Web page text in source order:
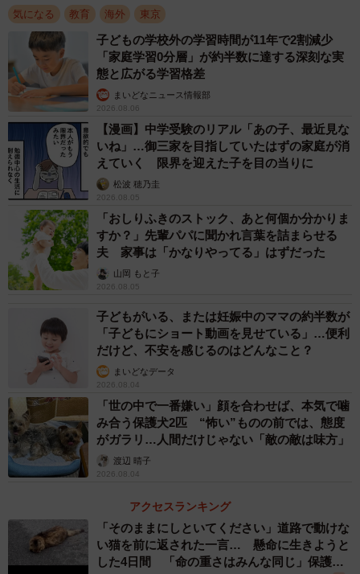
オックスフォード大で修士号を取得したしのさん（しのさん提供）
この度、オックスフォード大を卒業し、進路も決まったた
め4年間休学していた東大を晴れて中退。「退学 4年間無料
で休学させてくれた懐の深さに感謝……」と校門を前に撮
「このポストだけ見て心配しましたが、海外で修士号を取
られたんですね ほっとしました 」
ンや」
「履歴書の欄時系列面白そう」
「もったいなーと思ったら化け物やった」
など数々の驚きの声が寄せられている。
現在、オランダに移住しソフトウェアエンジニアとして働
気になる 教育 海外 東京
子どもの学校外の学習時間が11年で2割減少
「家庭学習0分層」が約半数に達する深刻な実
態と広がる学習格差
まいどなニュース情報部
2026.08.06
【漫画】中学受験のリアル「あの子、最近見な
いね」…御三家を目指していたはずの家庭が消
えていく 限界を迎えた子を目の当りに
松波 穂乃圭
2026.08.05
「おしりふきのストック、あと何個か分かりま
すか？」先輩パパに聞かれ言葉を詰まらせる
夫 家事は「かなりやってる」はずだった
山岡 もと子
2026.08.05
子どもがいる、または妊娠中のママの約半数が
「子どもにショート動画を見せている」…便利
だけど、不安を感じるのはどんなこと？
まいどなデータ
2026.08.04
「世の中で一番嫌い」顔を合わせば、本気で噛
み合う保護犬2匹 “怖い”ものの前では、態度
がガラリ…人間だけじゃない「敵の敵は味方」
渡辺 晴子
2026.08.04
アクセスランキング
「そのままにしといてください」道路で動けな
い猫を前に返された一言… 懸命に生きようと
した4日間 「命の重さはみんな同じ」保護団